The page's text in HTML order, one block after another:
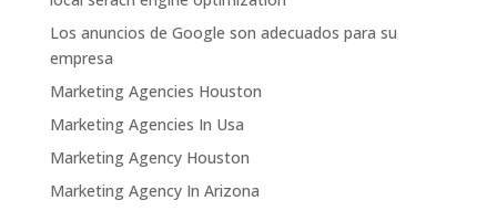
Los anuncios de Google son adecuados para su
empresa
Marketing Agencies Houston
Marketing Agencies In Usa
Marketing Agency Houston
Marketing Agency In Arizona